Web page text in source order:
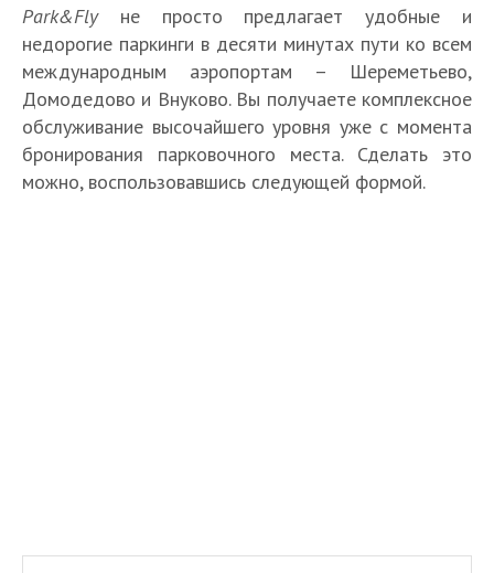
Park&Flyне просто предлагает удобные и
недорогие паркинги в десяти минутах пути ко всем
международным аэропортам – Шереметьево,
Домодедово и Внуково. Вы получаете комплексное
обслуживание высочайшего уровня уже с момента
бронирования парковочного места. Сделать это
можно, воспользовавшись следующей формой.